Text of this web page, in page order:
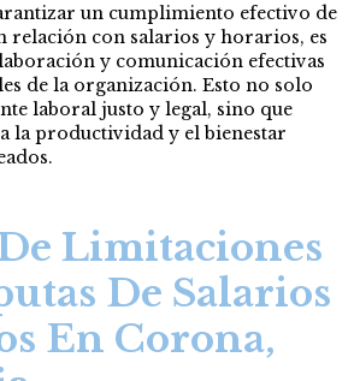
un cumplimiento efectivo de
relación con salarios y horarios, es
y comunicación efectivas
de la organización. Esto no solo
laboral justo y legal, sino que
la productividad y el bienestar
Limitaciones
De Salarios
En Corona,